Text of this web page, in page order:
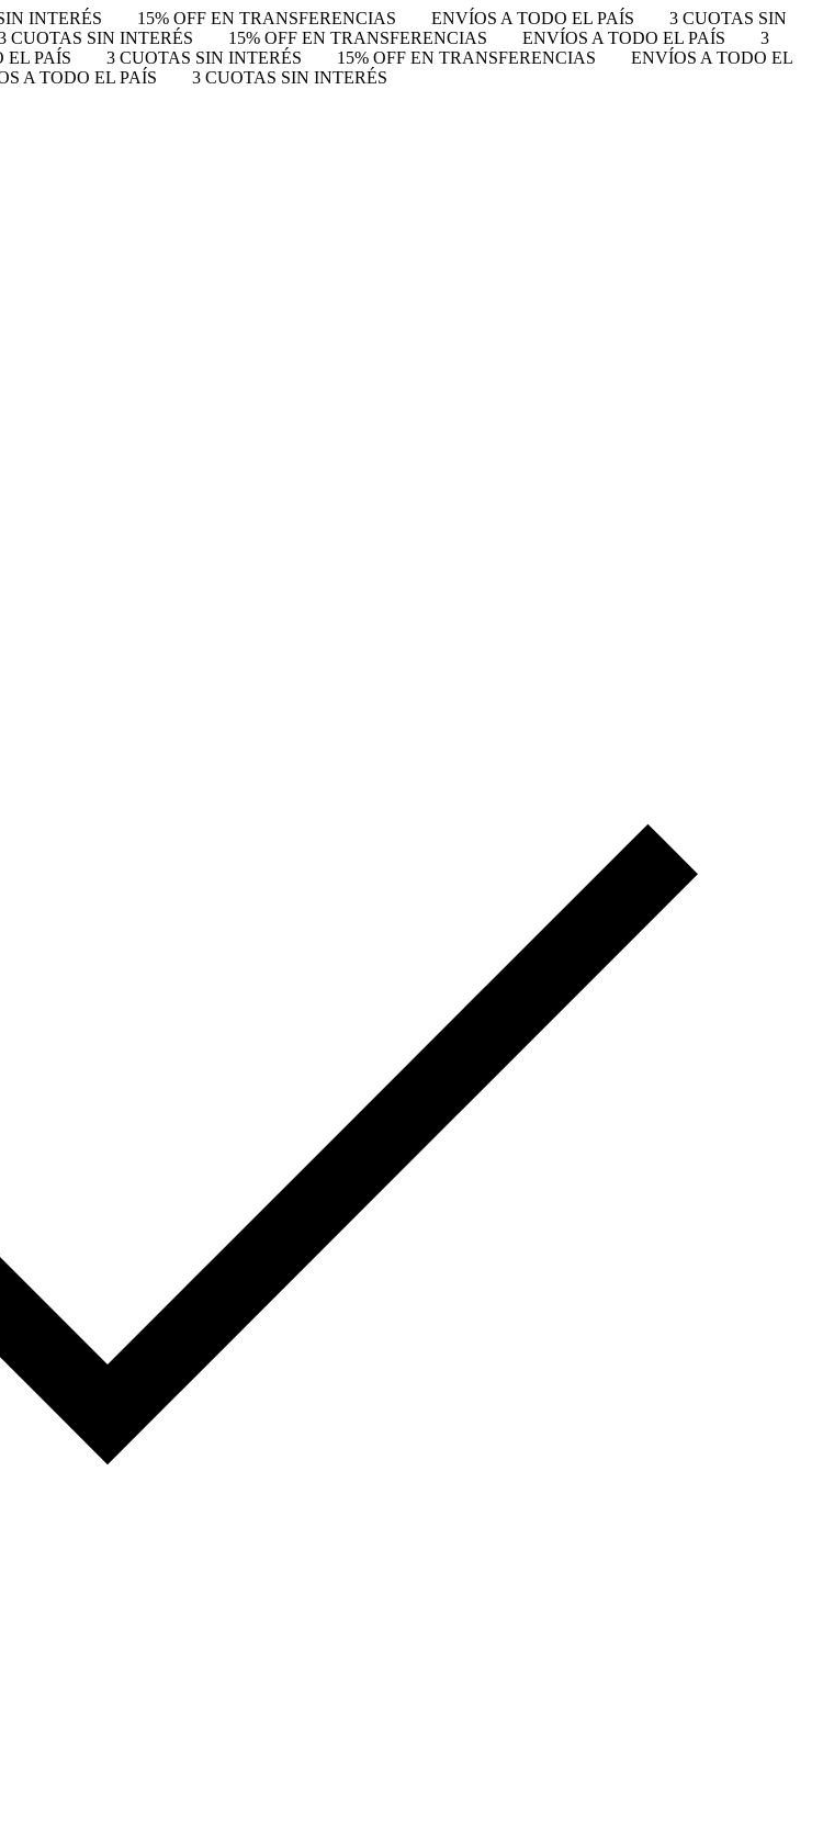
INTERÉS 15% OFF EN TRANSFERENCIAS ENVÍOS A TODO EL PAÍS
3 CUOTAS SIN
CUOTAS SIN INTERÉS 15% OFF EN TRANSFERENCIAS ENVÍOS A TODO EL PAÍS
3
EL PAÍS 3 CUOTAS SIN INTERÉS 15% OFF EN TRANSFERENCIAS
ENVÍOS A TODO EL
A TODO EL PAÍS 3 CUOTAS SIN INTERÉS